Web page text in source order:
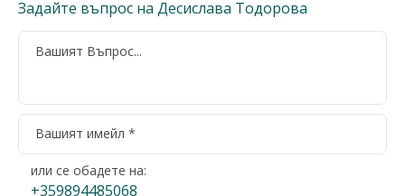
Задайте въпрос на Десислава Тодорова
или се обадете на:
+359894485068